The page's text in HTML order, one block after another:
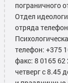
пограничного
Отдел
отряда
телефон: +375
факс: 8 0165
четверг с 8.45